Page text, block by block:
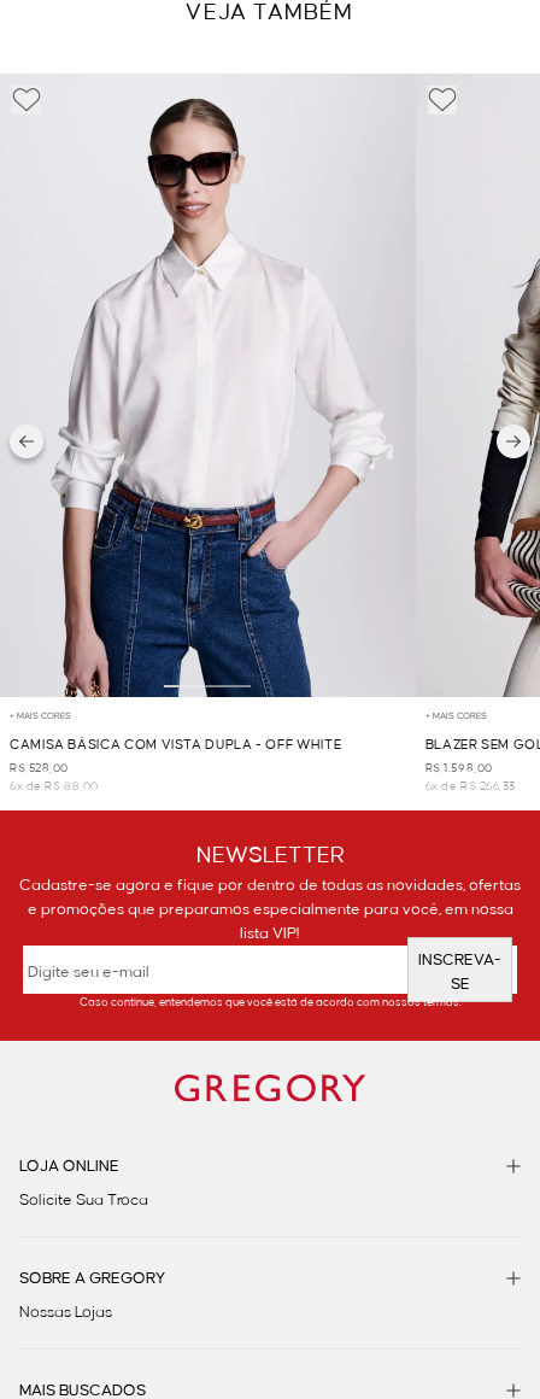
VEJA TAMBÉM
+ MAIS CORES
CAMISA BÁSICA COM VISTA DUPLA - OFF WHITE
R$ 528,00
6x de R$ 88,00
+ MAIS CORES
BLAZER SEM
R$ 1.598,00
6x de R$ 266,33
NEWSLETTER
Cadastre-se agora e fique por dentro de todas as novidades, ofertas
e promoções que preparamos especialmente para você, em nossa
lista VIP!
INSCREVA-
SE
Caso continue, entendemos que você está de acordo com nossos termos.
LOJA ONLINE
Solicite Sua Troca
SOBRE A GREGORY
Nossas Lojas
MAIS BUSCADOS